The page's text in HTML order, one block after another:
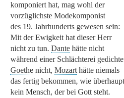
komponiert hat, mag wohl der
vorzüglichste Modekomponist
des 19. Jahrhunderts gewesen sein:
Mit der Ewigkeit hat dieser Herr
nicht zu tun. Dante hätte nicht
während einer Schlächterei
Goethe nicht, Mozart hätte niemals
das fertig bekommen, wie überhaupt
kein Mensch, der bei Gott steht.